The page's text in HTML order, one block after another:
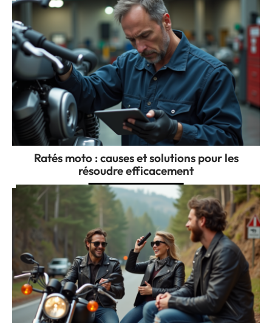
Ratés moto : causes et solutions pour les
résoudre efficacement